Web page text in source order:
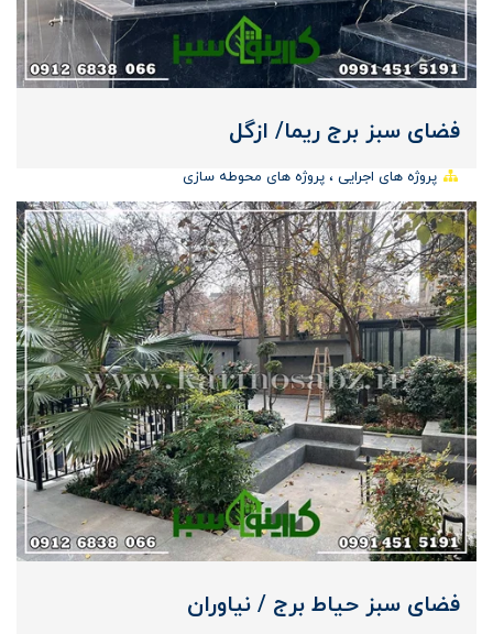
فضای سبز برج ریما/ ازگل
پروژه های اجرایی پروژه های محوطه سازی
فضای سبز حیاط برج / نیاوران